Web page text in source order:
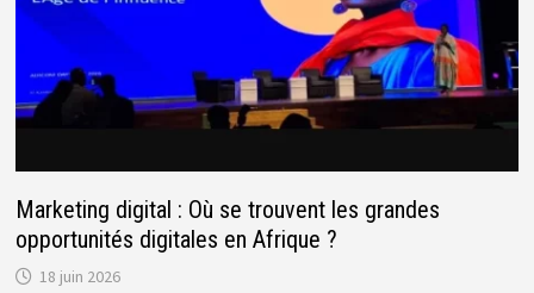
Marketing digital : Où se trouvent les grandes
opportunités digitales en Afrique ?
18 juin 2026